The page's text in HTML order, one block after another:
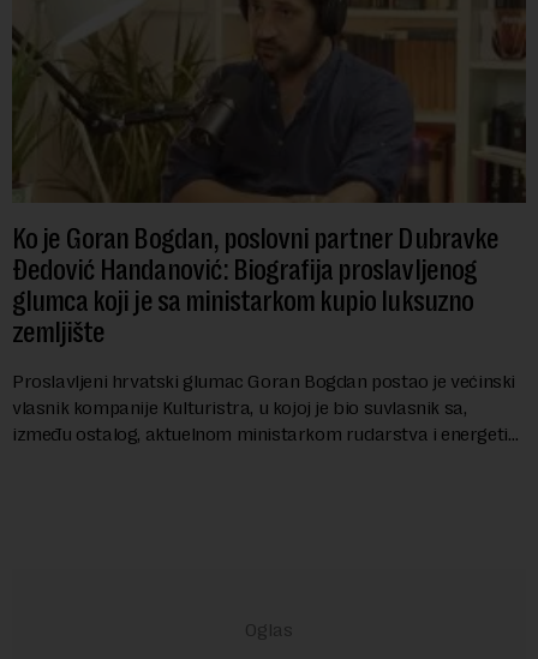
Ko je Goran Bogdan, poslovni partner Dubravke
Đedović Handanović: Biografija proslavljenog
glumca koji je sa ministarkom kupio luksuzno
zemljište
Proslavljeni hrvatski glumac Goran Bogdan postao je većinski
vlasnik kompanije Kulturistra, u kojoj je bio suvlasnik sa,
između ostalog, aktuelnom ministarkom rudarstva i energetike